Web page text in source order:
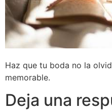
Haz que tu boda no la
memorable.
Deja una